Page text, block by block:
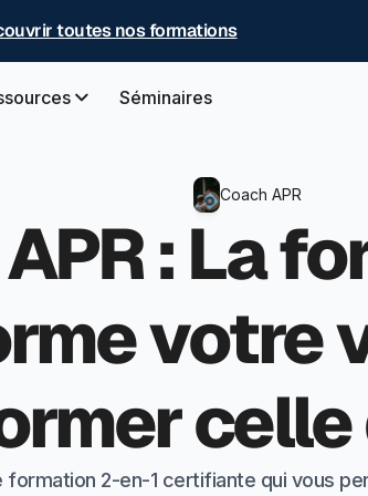
toutes nos formations
Séminaires
Coach APR
: La
votre
celle
formation 2-en-1 certifiante qui vous